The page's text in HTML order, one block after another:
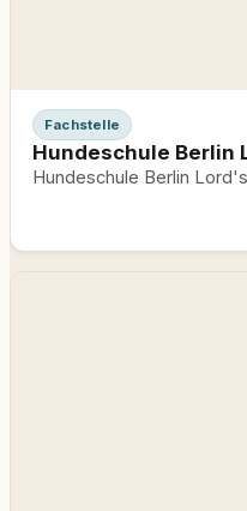
Fachstelle
Hundeschule Berlin
Hundeschule Berlin